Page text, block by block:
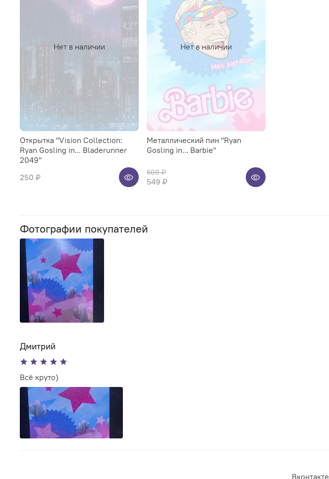
Нет в наличии
Открытка "Vision Collection:
Ryan Gosling in... Bladerunner
2049"
250 ₽
Нет в наличии
Металлический пин "Ryan
Gosling in... Barbie"
600 ₽
549 ₽
Фотографии покупателей
Дмитрий
Всё круто)
Вконтакте